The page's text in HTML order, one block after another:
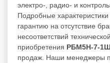
электро-, радио- и
Подробные
гарантию на отсутствие
несоответствий
приобретения РБМ5Н-7-
продаж. Наши менеджеры